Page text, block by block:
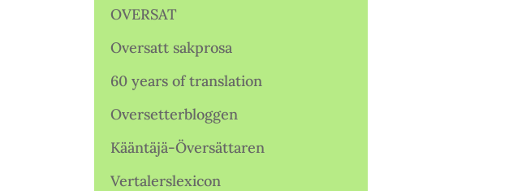
OVERSAT
Oversatt sakprosa
60 years of translation
Oversetterbloggen
Kääntäjä-Översättaren
Vertalerslexicon